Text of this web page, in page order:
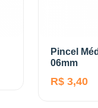
Pincel
06mm
R$ 3,40